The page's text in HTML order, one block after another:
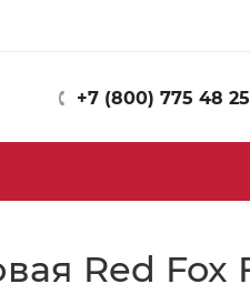
+7 (800) 775 48 25
Red